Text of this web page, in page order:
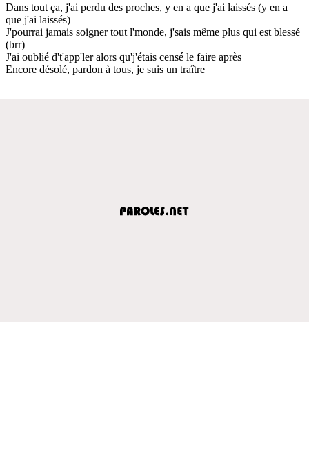
Dans tout ça, j'ai perdu des proches, y en a que j'ai laissés (y en a
que j'ai laissés)
J'pourrai jamais soigner tout l'monde, j'sais même plus qui est blessé
(brr)
J'ai oublié d't'app'ler alors qu'j'étais censé le faire après
Encore désolé, pardon à tous, je suis un traître